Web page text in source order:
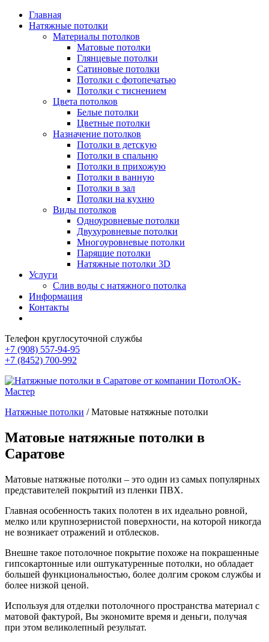
Главная
Натяжные потолки
Материалы потолков
Матовые потолки
Глянцевые потолки
Сатиновые потолки
Потолки с фотопечатью
Потолки с тиснением
Цвета потолков
Белые потолки
Цветные потолки
Назначение потолков
Потолки в детскую
Потолки в спальню
Потолки в прихожую
Потолки в ванную
Потолки в зал
Потолки на кухню
Виды потолков
Одноуровневые потолки
Двухуровневые потолки
Многоуровневые потолки
Парящие потолки
Натяжные потолки 3D
Услуги
Слив воды с натяжного потолка
Информация
Контакты
Телефон круглосуточной службы
+7 (908) 557-94-95
+7 (8452) 700-992
Натяжные потолки /Матовые натяжные потолки
Матовые натяжные потолки в
Саратове
Матовые натяжные потолки – это один из самых популярных
представителей покрытий из пленки ПВХ.
Главная особенность таких полотен в их идеально ровной,
мелко или крупнозернистой поверхности, на которой никогда
не возникает отражений и отблесков.
Внешне такое потолочное покрытие похоже на покрашенные
гипсокартонные или оштукатуренные потолки, но обладает
большей функциональностью, более долгим сроком службы и
более низкой ценой.
Используя для отделки потолочного пространства материал с
матовой фактурой, Вы экономите время и деньги, получая
при этом великолепный результат.